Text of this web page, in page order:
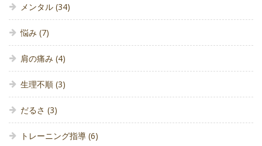
メンタル (34)
悩み (7)
肩の痛み (4)
生理不順 (3)
だるさ (3)
トレーニング指導 (6)